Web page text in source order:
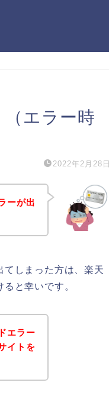
エラー時
2022年2月28日
ーが出
てしまった方は、楽天
と幸いです。
エラー
イトを